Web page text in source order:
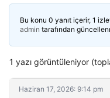
Bu konu 0 yanıt içerir, 1
admin tarafından
1 yazı görüntüleniyor
Haziran 17, 2026: 9:14 pm